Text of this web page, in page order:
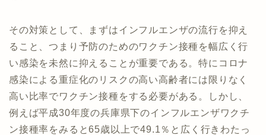
その対策として、まずはインフルエンザの流行を抑え
ること、つまり予防のためのワクチン接種を幅広く行
い感染を未然に抑えることが重要である。特にコロナ
感染による重症化のリスクの高い高齢者には限りなく
高い比率でワクチン接種をする必要がある。しかし、
例えば平成30年度の兵庫県下のインフルエンザワクチ
ン接種率をみると65歳以上で49.1％と広く行きわたっ